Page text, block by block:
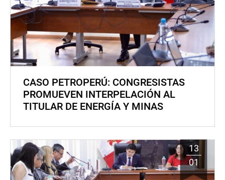
CASO PETROPERÚ: CONGRESISTAS
PROMUEVEN INTERPELACIÓN AL
TITULAR DE ENERGÍA Y MINAS
13
01